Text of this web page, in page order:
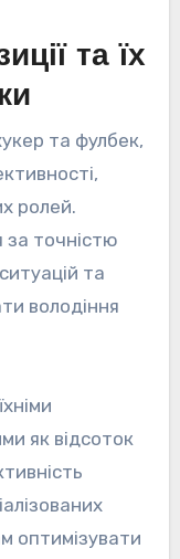
та їх
та фулбек,
ролей.
точністю
та
володіння
як відсоток
оптимізувати